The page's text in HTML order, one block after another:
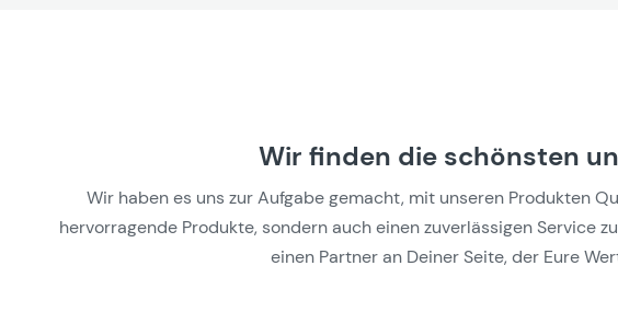
Wir finden die schönsten
Wir haben es uns zur Aufgabe gemacht, mit unseren Produkten
hervorragende Produkte, sondern auch einen zuverlässigen Service
einen Partner an Deiner Seite, der Eure